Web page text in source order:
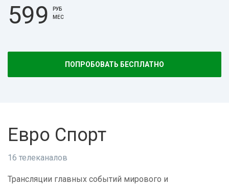
599
РУБ
МЕС
ПОПРОБОВАТЬ БЕСПЛАТНО
Евро Спорт
16 телеканалов
Трансляции главных событий мирового и